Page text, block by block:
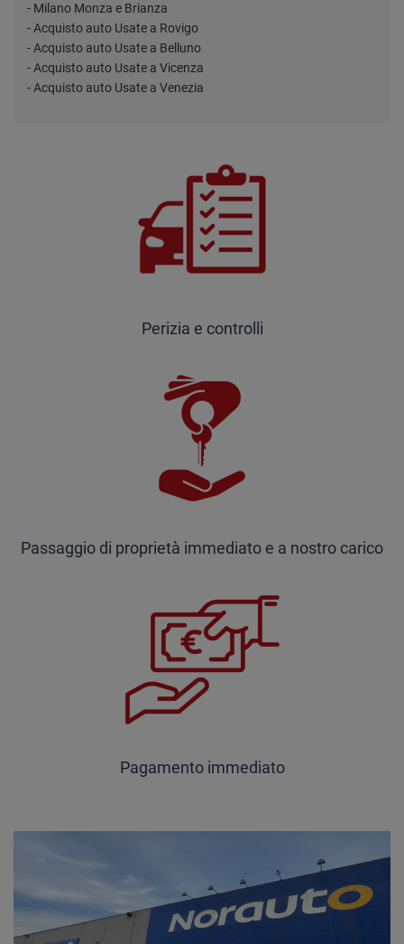
- Milano Monza e Brianza
- Acquisto auto Usate a Rovigo
- Acquisto auto Usate a Belluno
- Acquisto auto Usate a Vicenza
- Acquisto auto Usate a Venezia
Perizia e controlli
Passaggio di proprietà immediato e a nostro carico
Pagamento immediato